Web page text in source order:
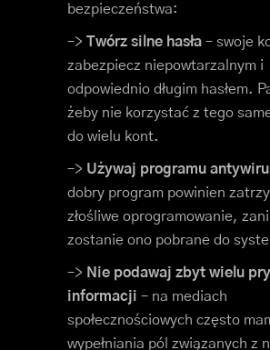
bezpieczeństwa:
–> Twórz silne hasła – swoje
zabezpiecz niepowtarzalnym i
odpowiednio długim hasłem.
żeby nie korzystać z tego
do wielu kont.
–> Używaj programu
dobry program powinien
złośliwe oprogramowanie,
zostanie ono pobrane do
–> Nie podawaj zbyt wielu
informacji – na mediach
społecznościowych często
wypełniania pól związanych z